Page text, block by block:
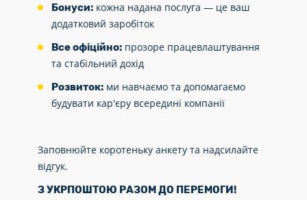
Бонуси: кожна надана послуга — це ваш
додатковий заробіток
Все офіційно: прозоре працевлаштування
та стабільний дохід
Розвиток: ми навчаємо та допомагаємо
будувати кар'єру всередині компанії
Заповнюйте коротеньку анкету та надсилайте
відгук.
З УКРПОШТОЮ РАЗОМ ДО ПЕРЕМОГИ!